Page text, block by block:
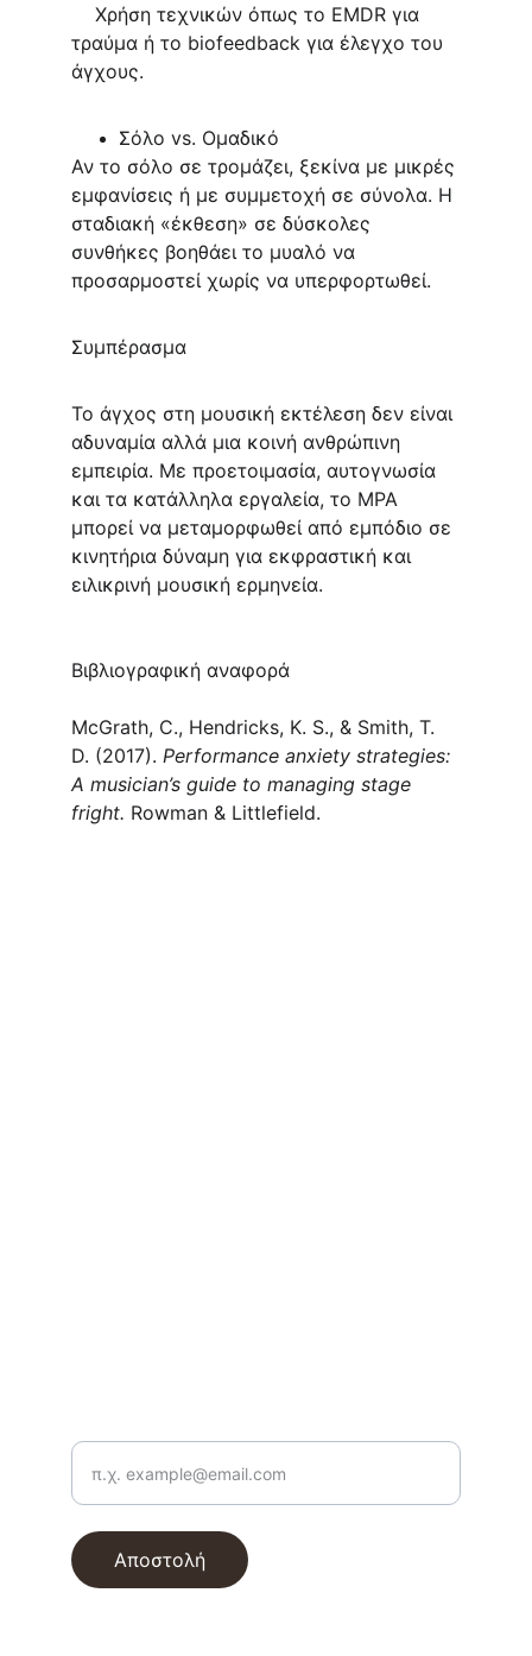
τραύμα ή το biofeedback για έλεγχο του
άγχους.
Σόλο vs. Ομαδικό
Αν το σόλο σε τρομάζει, ξεκίνα με μικρές
εμφανίσεις ή με συμμετοχή σε σύνολα. Η
σταδιακή «έκθεση» σε δύσκολες
συνθήκες βοηθάει το μυαλό να
προσαρμοστεί χωρίς να υπερφορτωθεί.
Συμπέρασμα
Το άγχος στη μουσική εκτέλεση δεν είναι
αδυναμία αλλά μια κοινή ανθρώπινη
εμπειρία. Με προετοιμασία, αυτογνωσία
και τα κατάλληλα εργαλεία, το MPA
μπορεί να μεταμορφωθεί από εμπόδιο σε
κινητήρια δύναμη για εκφραστική και
ειλικρινή μουσική ερμηνεία.
Βιβλιογραφική αναφορά
McGrath, C., Hendricks, K. S., & Smith, T.
D. (2017). Performance anxiety strategies:
A musician’s guide to managing stage
fright. Rowman & Littlefield.
Αποστολή